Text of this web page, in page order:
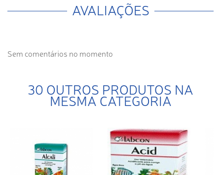
AVALIAÇÕES
Sem comentários no momento
30 OUTROS PRODUTOS NA
MESMA CATEGORIA